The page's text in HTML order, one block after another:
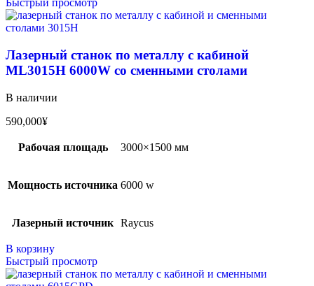
Быстрый просмотр
Лазерный станок по металлу с кабиной
ML3015H 6000W со сменными столами
В наличии
590,000¥
Рабочая площадь 3000×1500 мм
Мощность источника 6000 w
Лазерный источник Raycus
В корзину
Быстрый просмотр